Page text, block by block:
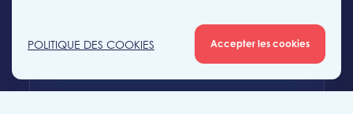
+32 (0)56 56 12 34
POLITIQUE DES COOKIES Accepter les cookies